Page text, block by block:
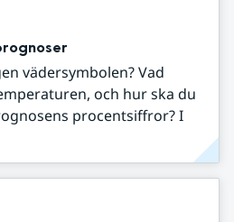
vädersymbolen? Vad
och hur ska du
procentsiffror? I